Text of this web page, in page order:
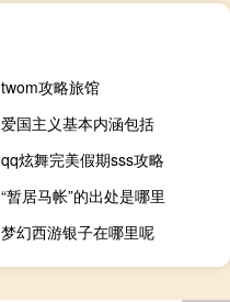
twom攻略旅馆
爱国主义基本内涵包括
qq炫舞完美假期sss攻略
“暂居马帐”的出处是哪里
梦幻西游银子在哪里呢